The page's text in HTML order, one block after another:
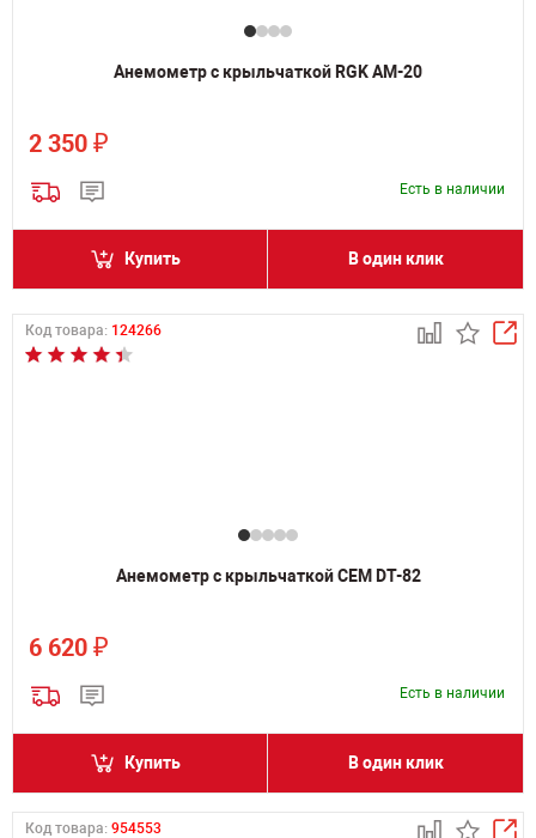
Анемометр с крыльчаткой RGK AM-20
2 350 ₽
Есть в наличии
Купить В один клик
Код товара: 124266
Анемометр с крыльчаткой CEM DT-82
6 620 ₽
Есть в наличии
Купить В один клик
Код товара: 954553